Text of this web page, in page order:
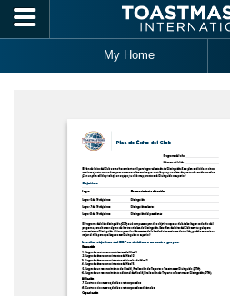
Skip to main content
My Home